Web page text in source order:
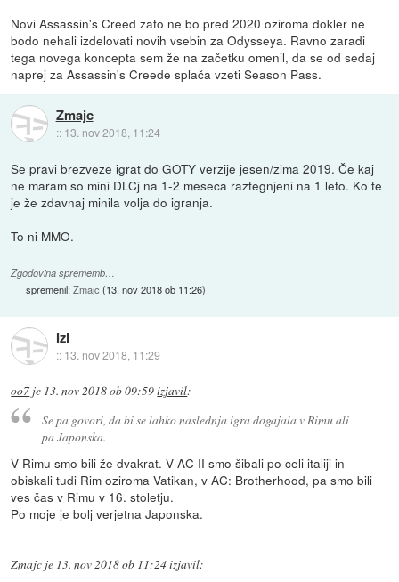
Novi Assassin's Creed zato ne bo pred 2020 oziroma dokler ne
bodo nehali izdelovati novih vsebin za Odysseya. Ravno zaradi
tega novega koncepta sem že na začetku omenil, da se od sedaj
naprej za Assassin's Creede splača vzeti Season Pass.
Zmajc
:: 13. nov 2018, 11:24
Se pravi brezveze igrat do GOTY verzije jesen/zima 2019. Če kaj
ne maram so mini DLCj na 1-2 meseca raztegnjeni na 1 leto. Ko te
je že zdavnaj minila volja do igranja.
To ni MMO.
Zgodovina sprememb…
spremenil:Zmajc (13. nov 2018 ob 11:26)
Izi
:: 13. nov 2018, 11:29
oo7 je 13. nov 2018 ob 09:59izjavil:
Se pa govori, da bi se lahko naslednja igra dogajala v Rimu ali
pa Japonska.
V Rimu smo bili že dvakrat. V AC II smo šibali po celi italiji in
obiskali tudi Rim oziroma Vatikan, v AC: Brotherhood, pa smo bili
ves čas v Rimu v 16. stoletju.
Po moje je bolj verjetna Japonska.
Zmajc je 13. nov 2018 ob 11:24izjavil: